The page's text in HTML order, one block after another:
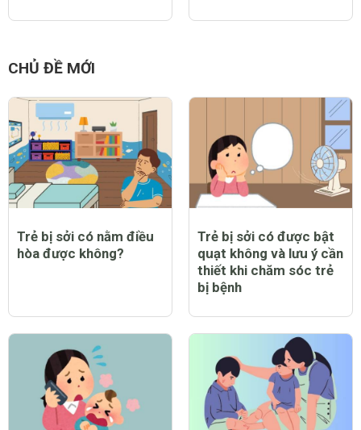
CHỦ ĐỀ MỚI
Trẻ bị sởi có nằm điều
hòa được không?
Trẻ bị sởi có được bật
quạt không và lưu ý cần
thiết khi chăm sóc trẻ
bị bệnh